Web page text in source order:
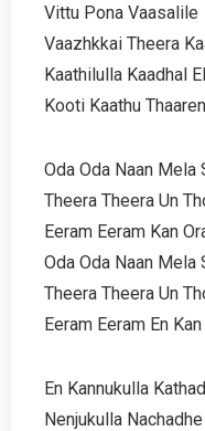
Vittu Pona Vaasalile
Vaazhkkai Theera
Kaathilulla Kaadhal
Kooti Kaathu
Oda Oda Naan Mela
Theera Theera Un
Eeram Eeram Kan
Oda Oda Naan Mela
Theera Theera Un
Eeram Eeram En
En Kannukulla
Nenjukulla Nachadhe